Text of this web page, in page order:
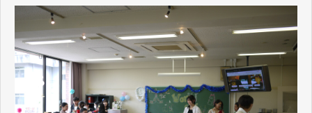
みなさまへ
情報公開
募集要項・学費・入学ガイド